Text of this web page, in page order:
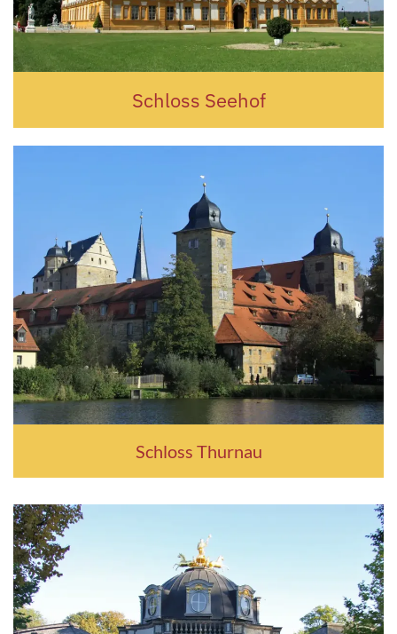
Schloss Seehof
Schloss Thurnau